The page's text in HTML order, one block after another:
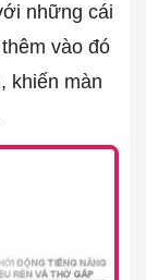
những cái
vào đó
khiến màn